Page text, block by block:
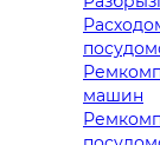
машин